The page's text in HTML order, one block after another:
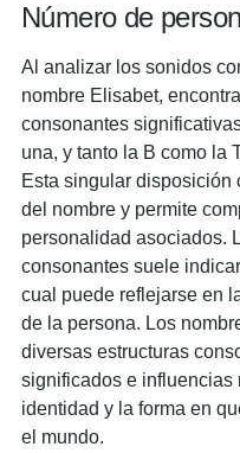
Número de
Al analizar los sonidos
nombre Elisabet,
consonantes
una, y tanto la B como la
Esta singular disposición
del nombre y permite
personalidad asociados.
consonantes suele
cual puede reflejarse en
de la persona. Los
diversas estructuras
significados e influencias
identidad y la forma en
el mundo.